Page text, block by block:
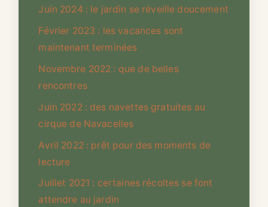
Juin 2024 : le jardin se réveille doucement
Février 2023 : les vacances sont
maintenant terminées
Novembre 2022 : que de belles
rencontres
Juin 2022 : des navettes gratuites au
cirque de Navacelles
Avril 2022 : prêt pour des moments de
lecture
Juillet 2021 : certaines récoltes se font
attendre au jardin